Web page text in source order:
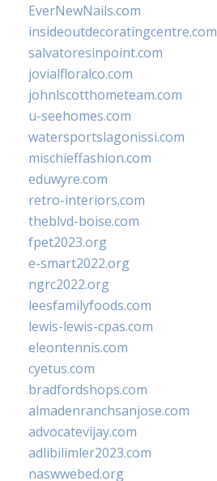
EverNewNails.com
insideoutdecoratingcentre.com
salvatoresinpoint.com
jovialfloralco.com
johnlscotthometeam.com
u-seehomes.com
watersportslagonissi.com
mischieffashion.com
eduwyre.com
retro-interiors.com
theblvd-boise.com
fpet2023.org
e-smart2022.org
ngrc2022.org
leesfamilyfoods.com
lewis-lewis-cpas.com
eleontennis.com
cyetus.com
bradfordshops.com
almadenranchsanjose.com
advocatevijay.com
adlibilimler2023.com
naswwebed.org